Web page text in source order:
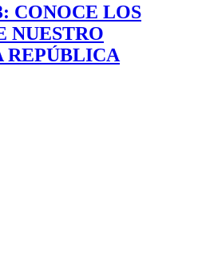
CONOCE LOS
NUESTRO
REPÚBLICA